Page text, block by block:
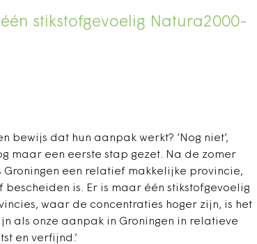
stikstofgevoelig Natura2000-
bewijs dat hun aanpak werkt? ‘Nog niet’,
maar een eerste stap gezet. Na de zomer
een relatief makkelijke provincie,
is. Er is maar één stikstofgevoelig
waar de concentraties hoger zijn, is het
als onze aanpak in Groningen in relatieve
en verfijnd.’